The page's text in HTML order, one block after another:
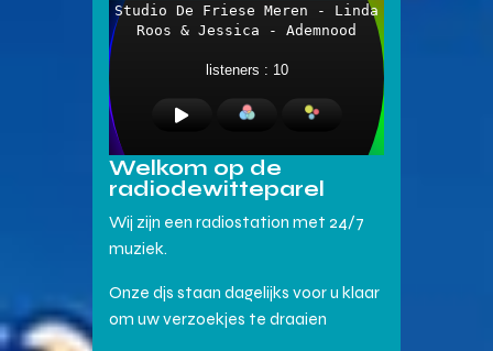
Welkom op de
radiodewitteparel
Wij zijn een radiostation met 24/7
muziek.
Onze djs staan dagelijks voor u klaar
om uw verzoekjes te draaien